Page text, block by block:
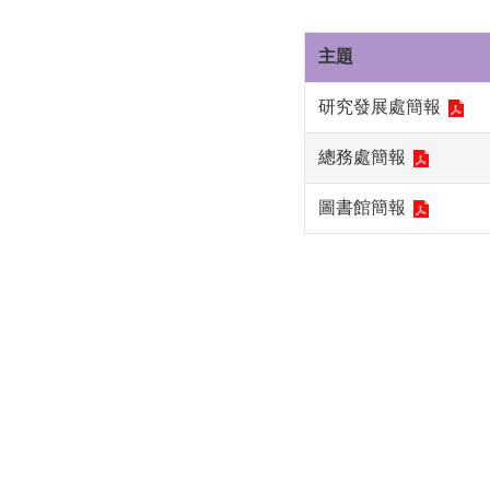
主題
研究發展處簡報
總務處簡報
圖書館簡報